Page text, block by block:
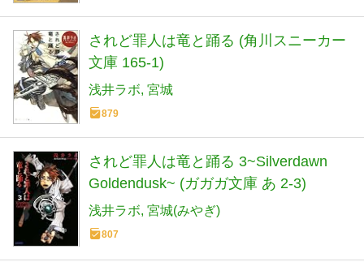
されど罪人は竜と踊る (角川スニーカー
文庫 165-1)
浅井ラボ 宮城
879
されど罪人は竜と踊る 3~Silverdawn
Goldendusk~ (ガガガ文庫 あ 2-3)
浅井ラボ 宮城(みやぎ)
807